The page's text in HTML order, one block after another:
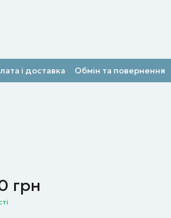
і доставка Обмін та повернення
грн